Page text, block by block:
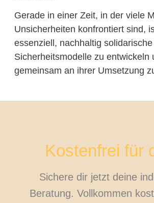
Gerade in einer Zeit, in der viele
Unsicherheiten konfrontiert sind,
essenziell, nachhaltig solidarische
Sicherheitsmodelle zu entwickeln
gemeinsam an ihrer Umsetzung
Kostenfrei für
Sichere dir jetzt deine
Beratung. Vollkommen